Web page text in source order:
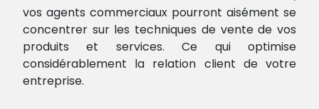
vos agents commerciaux pourront aisément se
concentrer sur les techniques de vente de vos
produits et services. Ce qui optimise
considérablement la relation client de votre
entreprise.